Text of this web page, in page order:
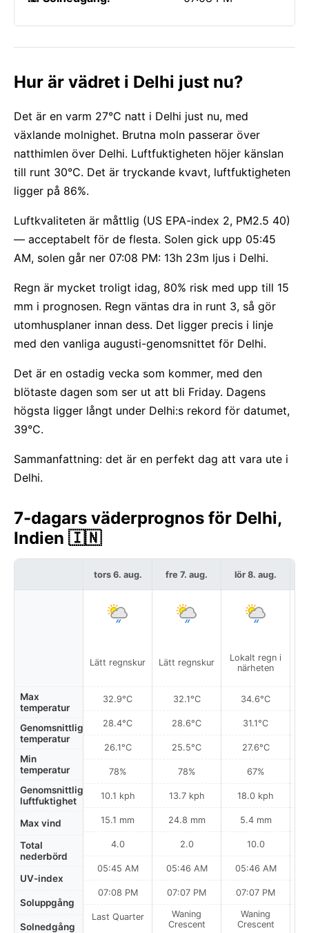
Hur är vädret i Delhi just nu?
Det är en varm 27°C natt i Delhi just nu, med
växlande molnighet. Brutna moln passerar över
natthimlen över Delhi. Luftfuktigheten höjer känslan
till runt 30°C. Det är tryckande kvavt, luftfuktigheten
ligger på 86%.
Luftkvaliteten är måttlig (US EPA-index 2, PM2.5 40)
— acceptabelt för de flesta. Solen gick upp 05:45
AM, solen går ner 07:08 PM: 13h 23m ljus i Delhi.
Regn är mycket troligt idag, 80% risk med upp till 15
mm i prognosen. Regn väntas dra in runt 3, så gör
utomhusplaner innan dess. Det ligger precis i linje
med den vanliga augusti-genomsnittet för Delhi.
Det är en ostadig vecka som kommer, med den
blötaste dagen som ser ut att bli Friday. Dagens
högsta ligger långt under Delhi:s rekord för datumet,
39°C.
Sammanfattning: det är en perfekt dag att vara ute i
Delhi.
7-dagars väderprognos för Delhi,
Indien 🇮🇳
Max
temperatur
Genomsnittlig
temperatur
Min
temperatur
Genomsnittlig
luftfuktighet
Max vind
Total
nederbörd
UV-index
Soluppgång
Solnedgång
tors 6. aug.
Lätt regnskur
32.9°C
28.4°C
26.1°C
78%
10.1 kph
15.1 mm
4.0
05:45 AM
07:08 PM
Last Quarter
fre 7. aug.
Lätt regnskur
32.1°C
28.6°C
25.5°C
78%
13.7 kph
24.8 mm
2.0
05:46 AM
07:07 PM
Waning
Crescent
lör 8. aug.
Lokalt regn i
närheten
34.6°C
31.1°C
27.6°C
67%
18.0 kph
5.4 mm
10.0
05:46 AM
07:07 PM
Waning
Crescent